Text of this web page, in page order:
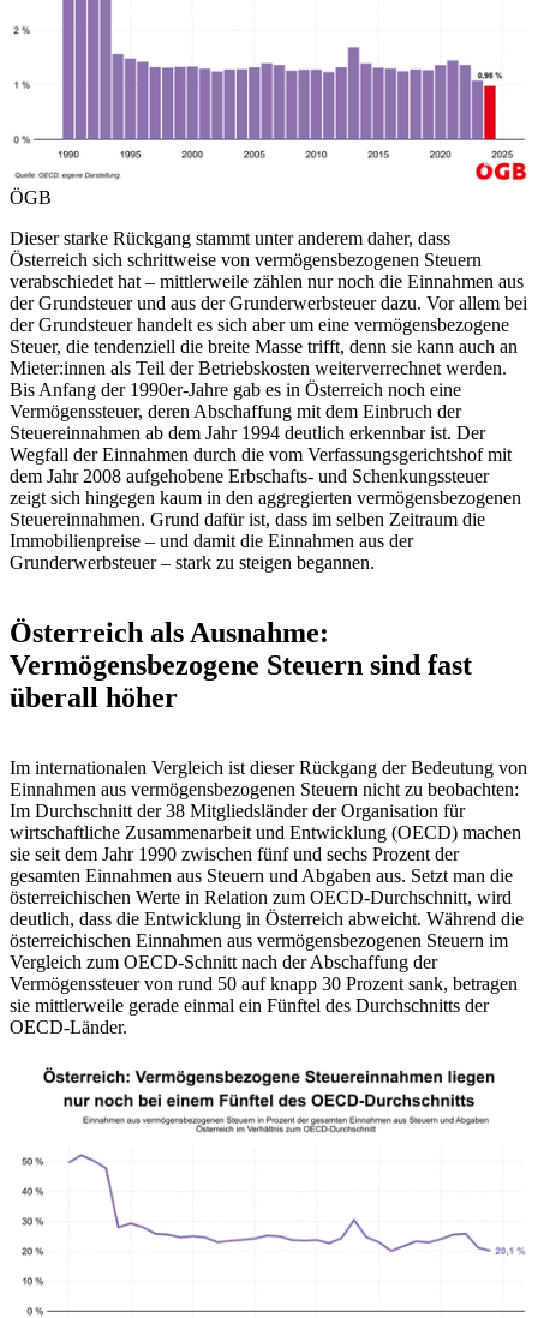
ÖGB
Dieser starke Rückgang stammt unter anderem daher, dass
Österreich sich schrittweise von vermögensbezogenen Steuern
verabschiedet hat – mittlerweile zählen nur noch die Einnahmen aus
der Grundsteuer und aus der Grunderwerbsteuer dazu. Vor allem bei
der Grundsteuer handelt es sich aber um eine vermögensbezogene
Steuer, die tendenziell die breite Masse trifft, denn sie kann auch an
Mieter:innen als Teil der Betriebskosten weiterverrechnet werden.
Bis Anfang der 1990er-Jahre gab es in Österreich noch eine
Vermögenssteuer, deren Abschaffung mit dem Einbruch der
Steuereinnahmen ab dem Jahr 1994 deutlich erkennbar ist. Der
Wegfall der Einnahmen durch die vom Verfassungsgerichtshof mit
dem Jahr 2008 aufgehobene Erbschafts- und Schenkungssteuer
zeigt sich hingegen kaum in den aggregierten vermögensbezogenen
Steuereinnahmen. Grund dafür ist, dass im selben Zeitraum die
Immobilienpreise – und damit die Einnahmen aus der
Grunderwerbsteuer – stark zu steigen begannen.
Österreich als Ausnahme:
Vermögensbezogene Steuern sind fast
überall höher
Im internationalen Vergleich ist dieser Rückgang der Bedeutung von
Einnahmen aus vermögensbezogenen Steuern nicht zu beobachten:
Im Durchschnitt der 38 Mitgliedsländer der Organisation für
wirtschaftliche Zusammenarbeit und Entwicklung (OECD) machen
sie seit dem Jahr 1990 zwischen fünf und sechs Prozent der
gesamten Einnahmen aus Steuern und Abgaben aus. Setzt man die
österreichischen Werte in Relation zum OECD-Durchschnitt, wird
deutlich, dass die Entwicklung in Österreich abweicht. Während die
österreichischen Einnahmen aus vermögensbezogenen Steuern im
Vergleich zum OECD-Schnitt nach der Abschaffung der
Vermögenssteuer von rund 50 auf knapp 30 Prozent sank, betragen
sie mittlerweile gerade einmal ein Fünftel des Durchschnitts der
OECD-Länder.